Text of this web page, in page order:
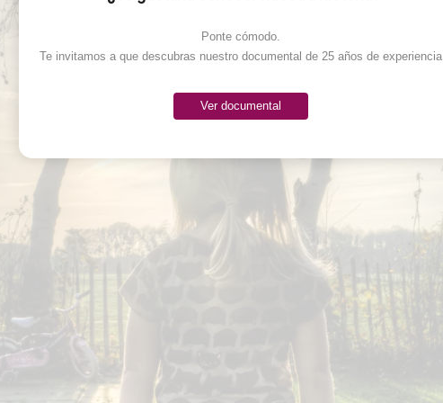
Ponte cómodo.
Te invitamos a que descubras nuestro documental de 25 años de
Ver documental